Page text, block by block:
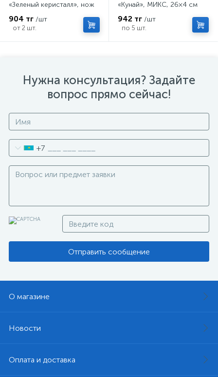
«Зеленый керисталл», нож
904 тг /шт
от 2 шт.
«Кунай», МИКС, 26×4 см
942 тг /шт
по 5 шт.
Нужна консультация? Задайте
вопрос прямо сейчас!
+7
Отправить сообщение
О магазине
Новости
Оплата и доставка